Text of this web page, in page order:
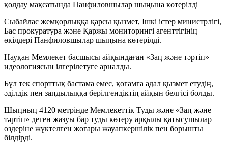
Сыбайлас жемқорлыққа қарсы қызмет, Ішкі істер министрлігі,
Бас прокуратура және Қаржы мониторингі агенттігінің
өкілдері Панфиловшылар шыңына көтерілді.
Науқан Мемлекет басшысы айқындаған «Заң және тәртіп»
идеологиясын ілгерілетуге арналды.
Бұл тек спорттық бастама емес, қоғамға адал қызмет етудің,
әділдік пен заңдылыққа берілгендіктің айқын белгісі болды.
Шыңның 4120 метрінде Мемлекеттік Туды және «Заң және
тәртіп» деген жазуы бар туды көтеру арқылы қатысушылар
өздеріне жүктелген жоғары жауапкершілік пен борышты
білдірді.